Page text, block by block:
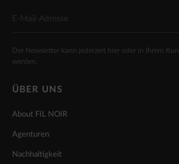
Der Newsletter kann jederzeit hier oder in Ihrem
werden.
ÜBER UNS
About FIL NOIR
Agenturen
Nachhaltigkeit